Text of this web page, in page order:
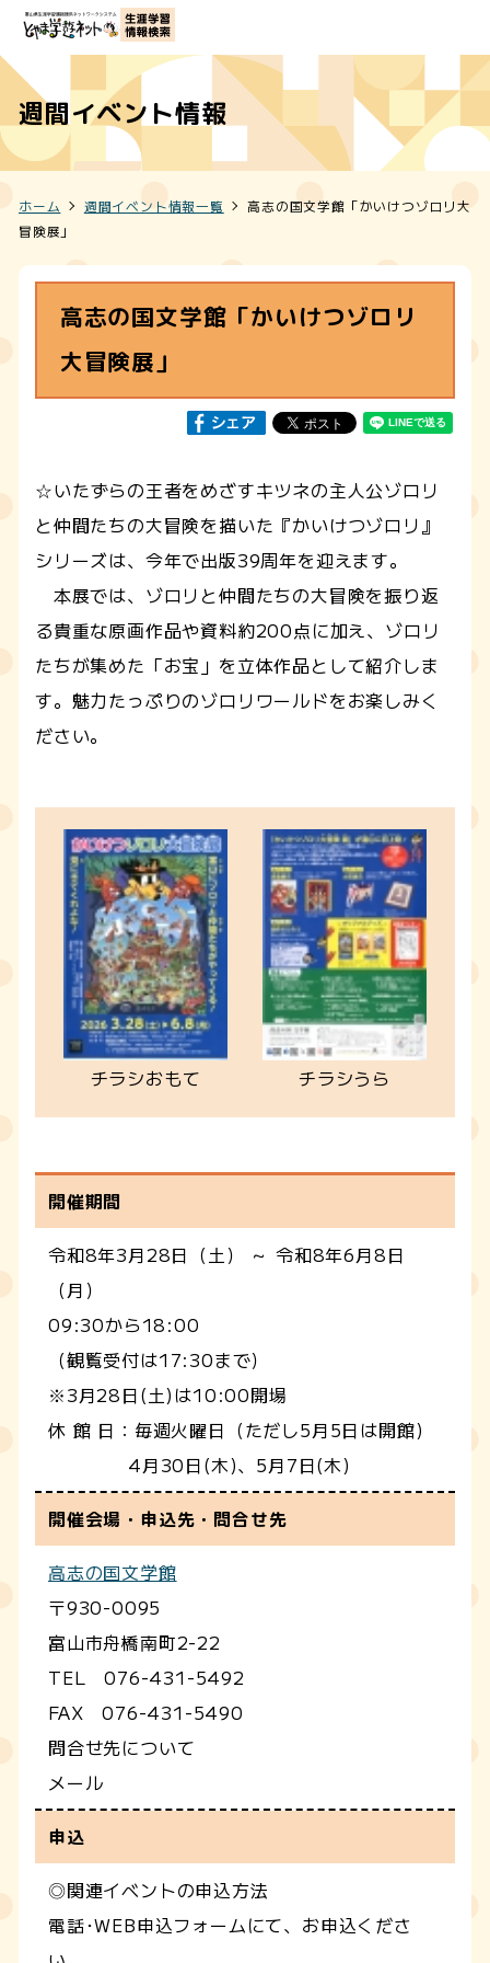
週間イベント情報
ホーム 週間イベント情報一覧
高志の国文学館「かいけつゾロリ大
冒険展」
高志の国文学館「かいけつゾロリ
大冒険展」
☆いたずらの王者をめざすキツネの主人公ゾロリ
と仲間たちの大冒険を描いた『かいけつゾロリ』
シリーズは、今年で出版39周年を迎えます。
本展では、ゾロリと仲間たちの大冒険を振り返
る貴重な原画作品や資料約200点に加え、ゾロリ
たちが集めた「お宝」を立体作品として紹介しま
す。魅力たっぷりのゾロリワールドをお楽しみく
ださい。
チラシおもて チラシうら
開催期間
令和8年3月28日（土） ～ 令和8年6月8日
（月）
09:30から18:00
（観覧受付は17:30まで）
※3月28日(土)は10:00開場
休 館 日：毎週火曜日（ただし5月5日は開館)
4月30日(木)、5月7日(木)
開催会場・申込先・問合せ先
高志の国文学館
〒930-0095
富山市舟橋南町2-22
TEL 076-431-5492
FAX 076-431-5490
問合せ先について
メール
申込
◎関連イベントの申込方法
電話･WEB申込フォームにて、お申込くださ